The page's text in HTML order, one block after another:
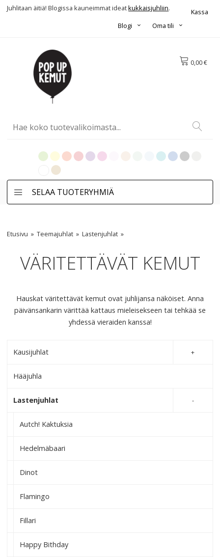
Juhlitaan äitiä! Blogissa kauneimmat ideatkukkaisjuhliin.
Kassa
Oma tili
Blogi
0,00 €
SELAA TUOTERYHMIÄ
Etusivu Teemajuhlat Lastenjuhlat
VÄRITETTÄVÄT KEMUT
Hauskat väritettävät kemut ovat juhlijansa näköiset. Anna
päivänsankarin värittää kattaus mieleisekseen tai tehkää se
yhdessä vieraiden kanssa!
Kausijuhlat
Hääjuhla
Lastenjuhlat
Autch! Kaktuksia
Hedelmäbaari
Dinot
Flamingo
Fillari
Happy Bithday